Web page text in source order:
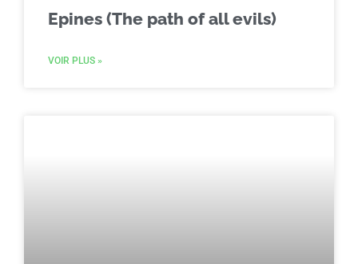
Epines (The path of all evils)
VOIR PLUS »